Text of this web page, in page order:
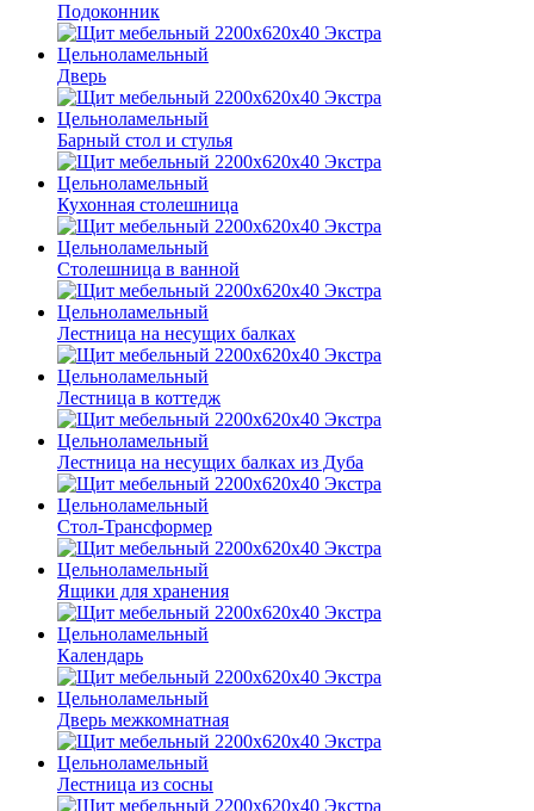
Подоконник
Дверь
Барный стол и стулья
Кухонная столешница
Столешница в ванной
Лестница на несущих балках
Лестница в коттедж
Лестница на несущих балках из Дуба
Стол-Трансформер
Ящики для хранения
Календарь
Дверь межкомнатная
Лестница из сосны